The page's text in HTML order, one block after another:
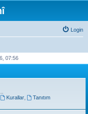
Login
07:56
Kurallar,
Tanıtım